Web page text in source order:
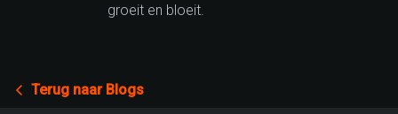
groeit en bloeit.
Terug naar Blogs